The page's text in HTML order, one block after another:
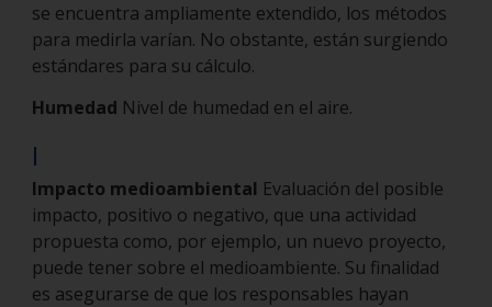
se encuentra ampliamente extendido, los métodos
para medirla varían. No obstante, están surgiendo
estándares para su cálculo.
Humedad Nivel de humedad en el aire.
I
Impacto medioambiental Evaluación del posible
impacto, positivo o negativo, que una actividad
propuesta como, por ejemplo, un nuevo proyecto,
puede tener sobre el medioambiente. Su finalidad
es asegurarse de que los responsables hayan